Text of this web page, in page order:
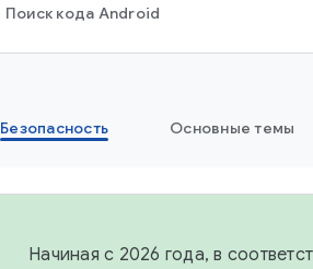
Поиск кода Android
Безопасность Основные темы
Начиная с 2026 года, в